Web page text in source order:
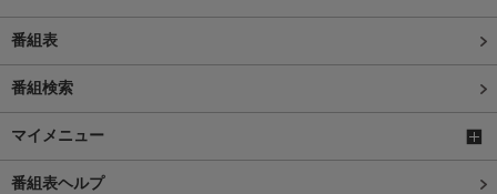
番組表
番組検索
マイメニュー
番組表ヘルプ